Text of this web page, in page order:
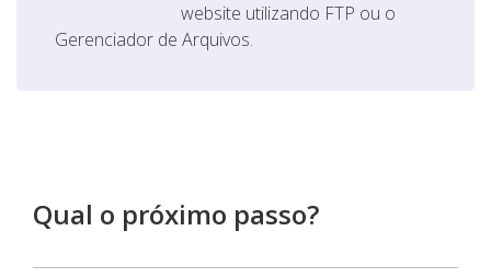
website utilizando FTP ou o
Gerenciador de Arquivos.
Qual o próximo passo?